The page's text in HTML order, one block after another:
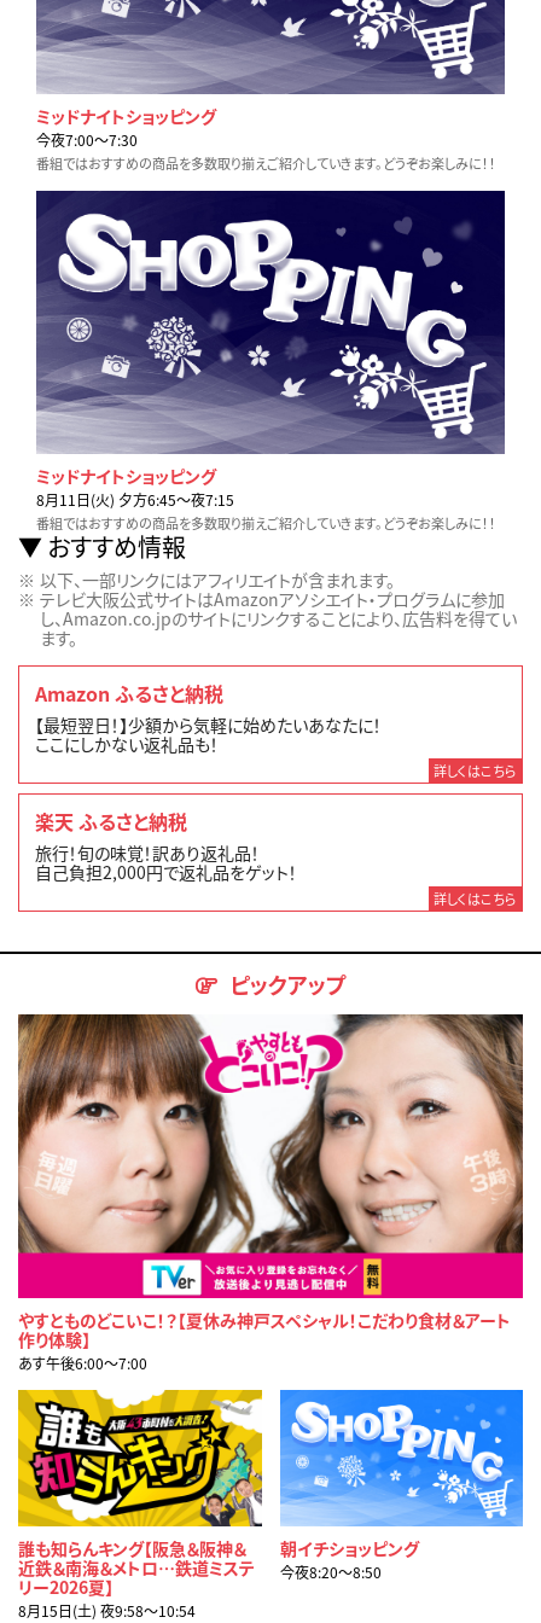
ミッドナイトショッピング
今夜7:00〜7:30
番組ではおすすめの商品を多数取り揃えご紹介していきます。どうぞお楽しみに！！
ミッドナイトショッピング
8月11日(火) 夕方6:45〜夜7:15
番組ではおすすめの商品を多数取り揃えご紹介していきます。どうぞお楽しみに！！
おすすめ情報
以下、一部リンクにはアフィリエイトが含まれます。
テレビ大阪公式サイトはAmazonアソシエイト・プログラムに参加
し、Amazon.co.jpのサイトにリンクすることにより、広告料を得てい
ます。
Amazon ふるさと納税
【最短翌日！】少額から気軽に始めたいあなたに！
ここにしかない返礼品も！
詳しくはこちら
楽天 ふるさと納税
旅行！旬の味覚！訳あり返礼品！
自己負担2,000円で返礼品をゲット！
詳しくはこちら
ピックアップ
やすとものどこいこ！？【夏休み神戸スペシャル！こだわり食材＆アート
作り体験】
あす午後6:00〜7:00
誰も知らんキング【阪急＆阪神＆
近鉄＆南海＆メトロ…鉄道ミステ
リー2026夏】
8月15日(土) 夜9:58〜10:54
朝イチショッピング
今夜8:20〜8:50